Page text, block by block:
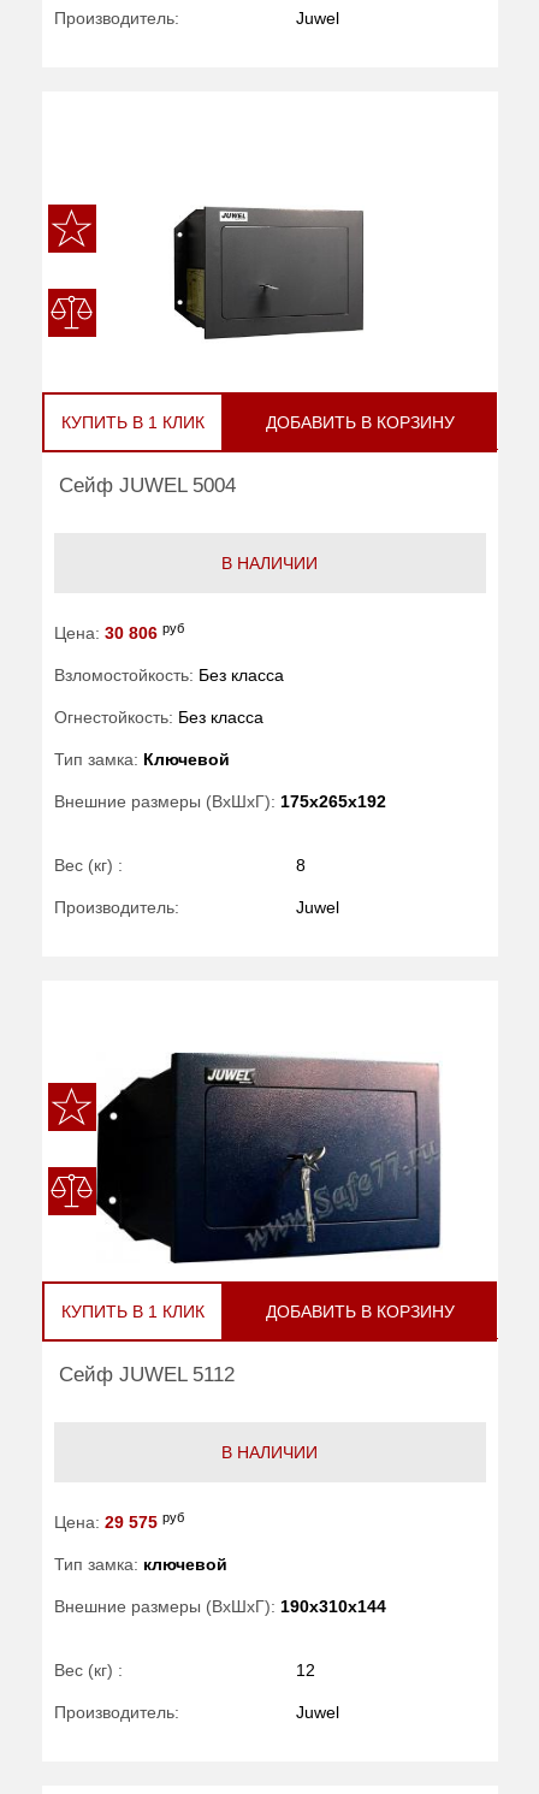
Производитель: Juwel
КУПИТЬ В 1 КЛИК ДОБАВИТЬ В КОРЗИНУ
Сейф JUWEL 5004
В НАЛИЧИИ
Цена: 30 806 руб
Взломостойкость: Без класса
Огнестойкость: Без класса
Тип замка: Ключевой
Внешние размеры (ВхШхГ): 175x265x192
Вес (кг) : 8
Производитель: Juwel
КУПИТЬ В 1 КЛИК ДОБАВИТЬ В КОРЗИНУ
Сейф JUWEL 5112
В НАЛИЧИИ
Цена: 29 575 руб
Тип замка: ключевой
Внешние размеры (ВхШхГ): 190x310x144
Вес (кг) : 12
Производитель: Juwel